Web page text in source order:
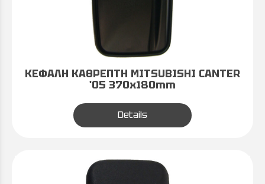
ΚΕΦΑΛΗ ΚΑΘΡΕΠΤΗ MITSUBISHI CANTER
'05 370x180mm
Details